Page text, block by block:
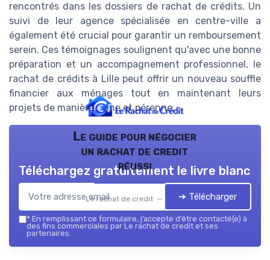
rencontrés dans les dossiers de rachat de crédits. Un
suivi de leur agence spécialisée en centre-ville a
également été crucial pour garantir un remboursement
serein. Ces témoignages soulignent qu'avec une bonne
préparation et un accompagnement professionnel, le
rachat de crédits à Lille peut offrir un nouveau souffle
financier aux ménages tout en maintenant leurs
projets de manière saine et pérenne.
Le guide pour négocier
un rachat de credit
réussi
Le rachat de credit — 2026
Téléchargez gratuitement le livre blanc
➔ Télécharger
* En remplissant ce formulaire, j’accepte d’être contacté(e) à
des fins commerciales par Le rachat de credit et ses
partenaires.